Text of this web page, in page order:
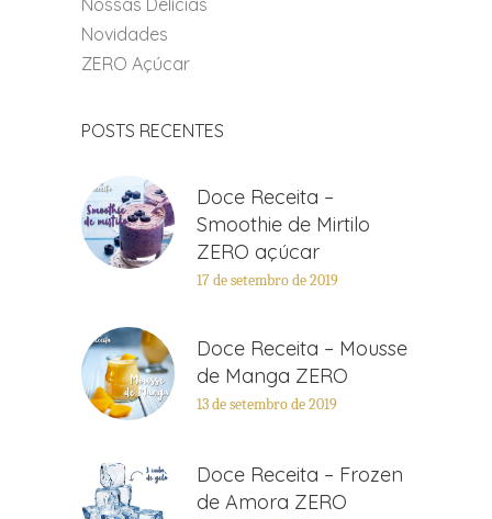
Nossas Delícias
Novidades
ZERO Açúcar
POSTS RECENTES
Doce Receita –
Smoothie de Mirtilo
ZERO açúcar
17 de setembro de 2019
Doce Receita – Mousse
de Manga ZERO
13 de setembro de 2019
Doce Receita – Frozen
de Amora ZERO